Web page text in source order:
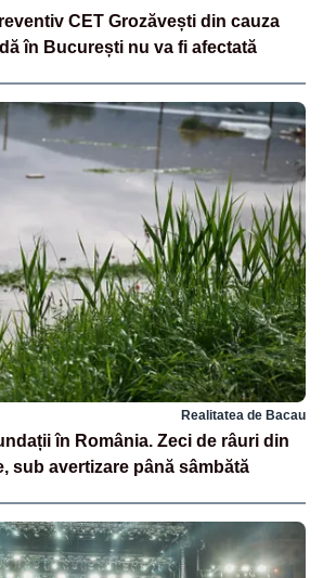
CET Grozăvești din cauza
în București nu va fi afectată
Realitatea de Bacau
în România. Zeci de râuri din
sub avertizare până sâmbătă